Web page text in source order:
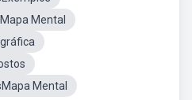
Mental
Mental